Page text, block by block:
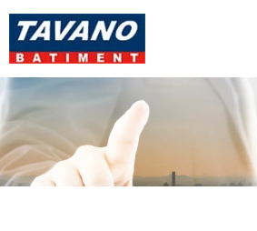
Passer
contenu